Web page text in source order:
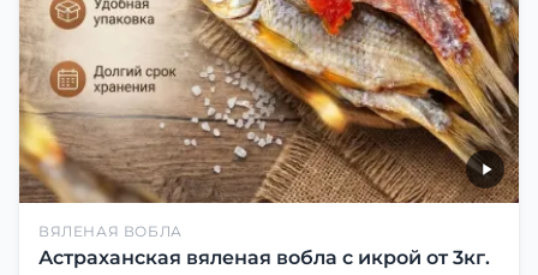
ВЯЛЕНАЯ ВОБЛА
Астраханская вяленая вобла с икрой от 3кг.